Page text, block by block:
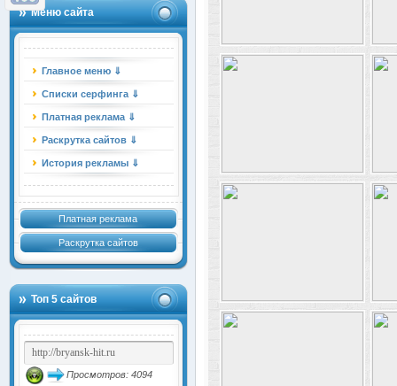
Меню сайта
Главное меню ⇓
Списки серфинга ⇓
Платная реклама ⇓
Раскрутка сайтов ⇓
История рекламы ⇓
Платная реклама
Раскрутка сайтов
Топ 5 сайтов
Просмотров: 4094